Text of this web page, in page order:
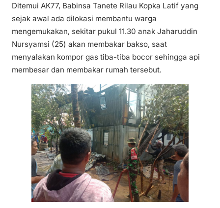
Ditemui AK77, Babinsa Tanete Rilau Kopka Latif yang
sejak awal ada dilokasi membantu warga
mengemukakan, sekitar pukul 11.30 anak Jaharuddin
Nursyamsi (25) akan membakar bakso, saat
menyalakan kompor gas tiba-tiba bocor sehingga api
membesar dan membakar rumah tersebut.